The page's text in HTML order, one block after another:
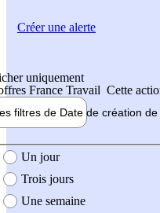
uniquement
France Travail Cette
filtres de Date de création de
création de l'offre
Un jour
Trois jours
Une semaine
Créer une alerte